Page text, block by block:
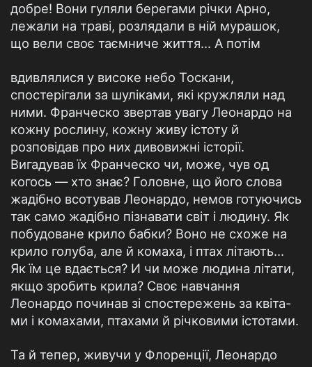
добре! Вони гуляли берегами річки Арно,
лежали на траві, розлядали в ній мурашок,
що вели своє таємниче життя... А потім
вдивлялися у високе небо Тоскани,
спостерігали за шуліками, які кружляли над
ними. Франческо звертав увагу Леонардо на
кожну рослину, кожну живу істоту й
розповідав про них дивовижні історії.
Вигадував їх Франческо чи, може, чув од
когось — хто знає? Головне, що його слова
жадібно всотував Леонардо, немов готуючись
так само жадібно пізнавати світ і людину. Як
побудоване крило бабки? Воно не схоже на
крило голуба, але й комаха, і птах літають...
Як їм це вдається? И чи може людина літати,
якщо зробить крила? Своє навчання
Леонардо починав зі спостережень за квіта-
ми і комахами, птахами й річковими істотами.
Та й тепер, живучи у Флоренції, Леонардо